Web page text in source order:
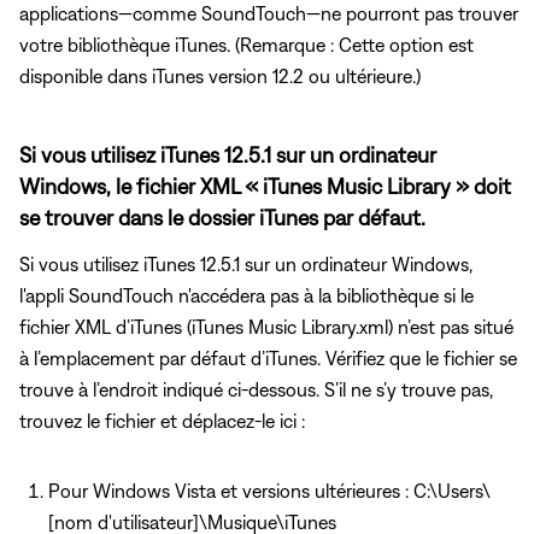
applications—comme SoundTouch—ne pourront pas trouver
votre bibliothèque iTunes. (Remarque : Cette option est
disponible dans iTunes version 12.2 ou ultérieure.)
Si vous utilisez iTunes 12.5.1 sur un ordinateur
Windows, le fichier XML « iTunes Music Library » doit
se trouver dans le dossier iTunes par défaut.
Si vous utilisez iTunes 12.5.1 sur un ordinateur Windows,
l'appli SoundTouch n'accédera pas à la bibliothèque si le
fichier XML d’iTunes (iTunes Music Library.xml) n’est pas situé
à l’emplacement par défaut d’iTunes. Vérifiez que le fichier se
trouve à l’endroit indiqué ci-dessous. S’il ne s’y trouve pas,
trouvez le fichier et déplacez-le ici :
Pour Windows Vista et versions ultérieures : C:\Users\
[nom d'utilisateur]\Musique\iTunes